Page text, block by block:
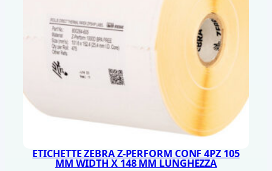
ETICHETTE ZEBRA Z-PERFORM CONF 4PZ 105
MM WIDTH X 148 MM LUNGHEZZA